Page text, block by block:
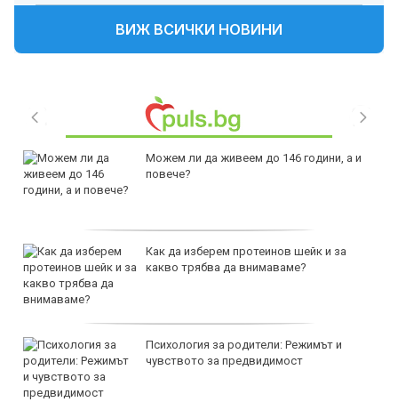
ВИЖ ВСИЧКИ НОВИНИ
Можем ли да живеем до 146 години, а и
повече?
Как да изберем протеинов шейк и за
какво трябва да внимаваме?
Психология за родители: Режимът и
чувството за предвидимост